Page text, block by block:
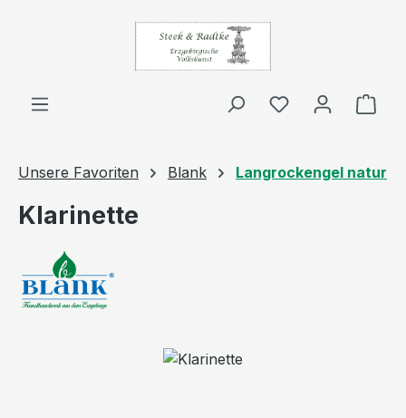
Zum Hauptinhalt springen
Unsere Favoriten Blank Langrockengel natur
Klarinette
Bildergalerie überspringen